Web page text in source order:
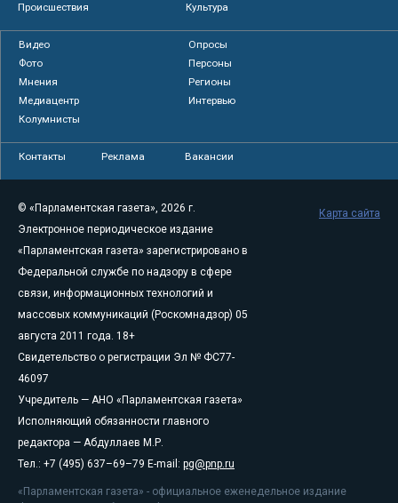
Происшествия
Культура
Видео
Опросы
Фото
Персоны
Мнения
Регионы
Медиацентр
Интервью
Колумнисты
Контакты Реклама Вакансии
© «Парламентская газета», 2026 г.
Электронное периодическое издание
«Парламентская газета» зарегистрировано в
Федеральной службе по надзору в сфере
связи, информационных технологий и
массовых коммуникаций (Роскомнадзор) 05
августа 2011 года. 18+
Свидетельство о регистрации Эл № ФС77-
46097
Учредитель — АНО «Парламентская газета»
Исполняющий обязанности главного
редактора — Абдуллаев М.Р.
Тел.: +7 (495) 637–69–79 E-mail: pg@pnp.ru
«Парламентская газета» - официальное еженедельное издание
Карта сайта